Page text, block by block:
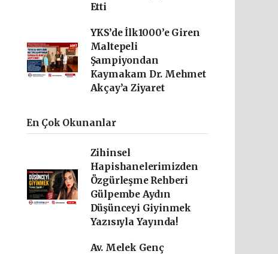
Etti
YKS’de İlk1000’e Giren
Maltepeli
Şampiyondan
Kaymakam Dr. Mehmet
Akçay’a Ziyaret
En Çok Okunanlar
Zihinsel
Hapishanelerimizden
Özgürleşme Rehberi
Gülpembe Aydın
Düşünceyi Giyinmek
Yazısıyla Yayında!
Av. Melek Genç